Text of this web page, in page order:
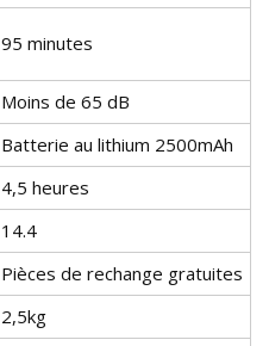
95 minutes
Moins de 65 dB
Batterie au lithium 2500mAh
4,5 heures
14.4
Pièces de rechange gratuites
2,5kg